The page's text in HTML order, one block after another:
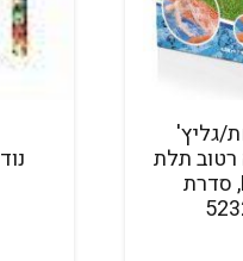
גליץ'
תלת
מסלולי BESTWAY, סדרת